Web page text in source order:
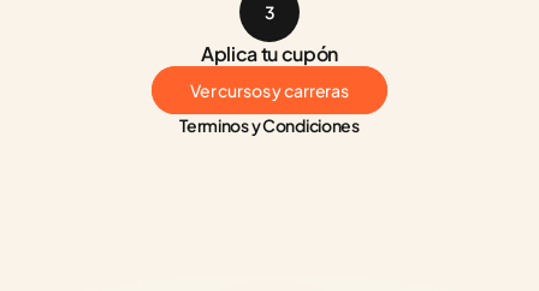
3
Aplica tu cupón
Ver cursos y carreras
Terminos y Condiciones